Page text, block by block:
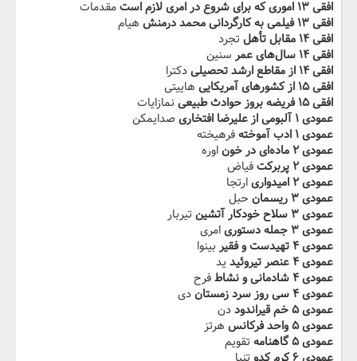
افقی ۱۳ اموری که برای شروع در امری لازم است
مقدمات
افقی ۱۳ فیلمی به کارگردانی محمد درمنش
هیام
افقی ۱۴ مقابل تأهل
تجرد
افقی ۱۴ سال‌های عمر
سنین
افقی ۱۴ از مقاطع ارشد تحصیلی
دکترا
افقی ۱۵ از کشورهای آمریکایی
هاییتی
افقی ۱۵ فریضه بروز حوادث طبیعی
نمازایات
عمودی ۱ آلبومی از علیرضا افتخاری
صدایمکن
عمودی ۱ ادب آموخته
فرهیخته
عمودی ۲ ماده‌ای در خون
اوره
عمودی ۲ پربرکت
فیاض
عمودی ۲ امیدواری
ارتجا
عمودی ۳ ریسمان
حبل
عمودی ۳ سلاح خودکار آتشین
تیربار
عمودی ۳ جمله دستوری
امری
عمودی ۴ تهیدست و فقیر
بینوا
عمودی ۴ عنصر تیروئید
ید
عمودی ۴ شادمانی و نشاط
فرح
عمودی ۴ سی روز سرد زمستان
دی
عمودی ۵ خم قیراندود
دن
عمودی ۵ واحد فرکانس
هرتز
عمودی ۵ گاهنامه
تقویم